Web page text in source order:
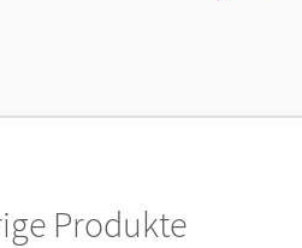
Produkte